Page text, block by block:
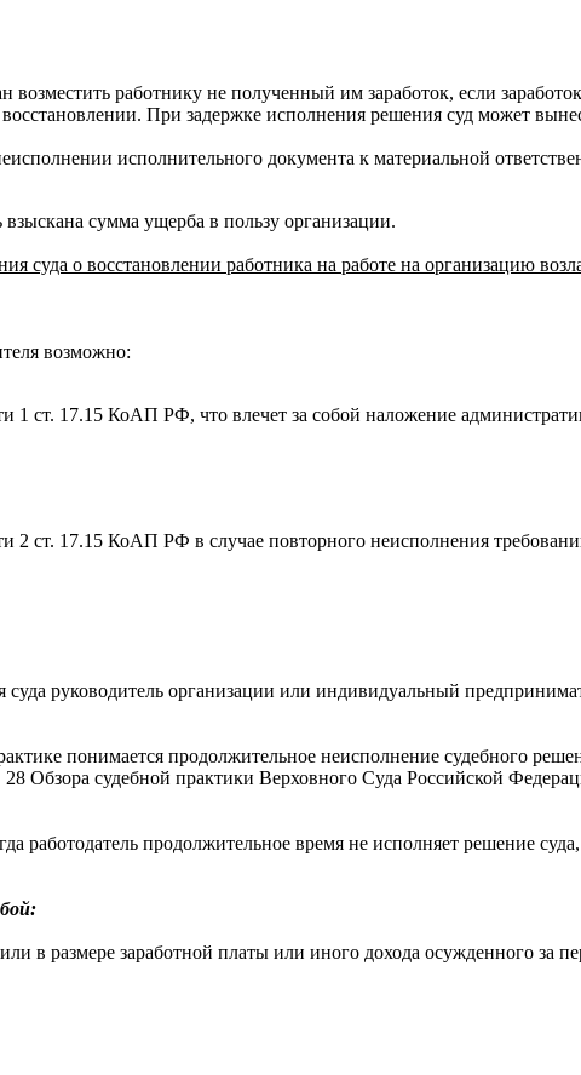
возместить работнику не полученный им заработок, если
При задержке исполнения решения суд может
исполнительного документа к материальной
сумма ущерба в пользу организации.
суда о восстановлении работника на работе на организацию
возможно:
1 ст. 17.15 КоАП РФ, что влечет за собой наложение
2 ст. 17.15 КоАП РФ в случае повторного неисполнения
руководитель организации или индивидуальный
понимается продолжительное неисполнение судебного
28 Обзора судебной практики Верховного Суда Российской
работодатель продолжительное время не исполняет решение
в размере заработной платы или иного дохода осужденного за